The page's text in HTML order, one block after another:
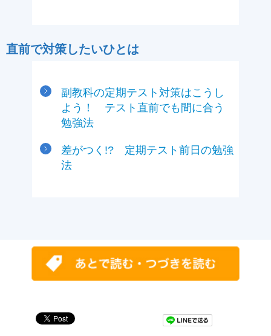
直前で対策したいひとは
副教科の定期テスト対策はこうし
よう！ テスト直前でも間に合う
勉強法
差がつく!? 定期テスト前日の勉強
法